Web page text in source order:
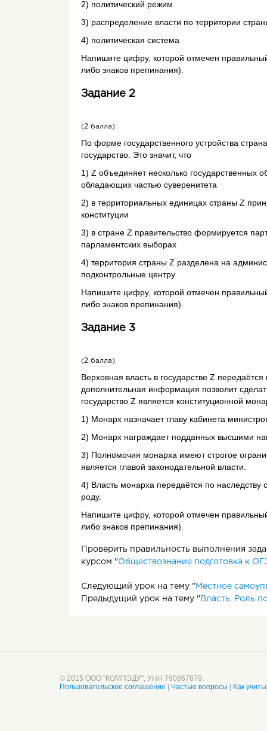
2) по­ли­ти­че­ский режим
3) рас­пре­де­ле­ние вла­сти по тер­ри­то­рии
4) по­ли­ти­че­ская си­сте­ма
Напишите цифру, которой отмечен
либо знаков препинания).
Задание 2
(2 балла)
По форме государственного устройства
государство. Это значит, что
1) Z объединяет несколько государственных
обладающих частью суверенитета
2) в территориальных единицах страны Z
конституции
3) в стране Z правительство формируется
парламентских выборах
4) территория страны Z разделена на
подконтрольные центру
Напишите цифру, которой отмечен
либо знаков препинания).
Задание 3
(2 балла)
Верховная власть в государстве Z передаётся
дополнительная информация позволит
государство Z является конституционной
1) Монарх назначает главу кабинета
2) Монарх награждает подданных высшими
3) Полномочия монарха имеют строгое
является главой законодательной власти.
4) Власть монарха передаётся по наследству
роду.
Напишите цифру, которой отмечен
либо знаков препинания).
Проверить правильность выполнения
курсом "Обществознание подготовка к
Следующий урок на тему " Местное
Предыдущий урок на тему " Власть. Роль
© 2015 ООО "КОМПЭДУ", УНН 790867878.
Пользовательское соглашение
Частые вопросы Как